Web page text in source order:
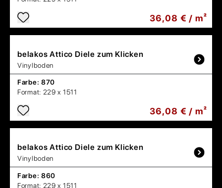
36,08 € / m²
belakosAttico Diele zum Klicken
Vinylboden
Farbe: 870
Format: 229 x 1511
36,08 € / m²
belakosAttico Diele zum Klicken
Vinylboden
Farbe: 860
Format: 229 x 1511